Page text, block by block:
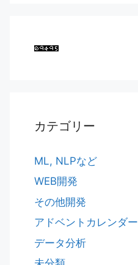
カテゴリー
ML, NLPなど
WEB開発
その他開発
アドベントカレンダー
データ分析